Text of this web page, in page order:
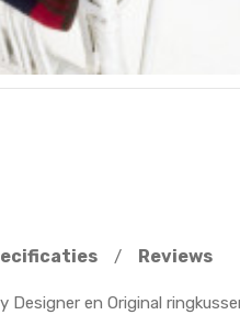
/ Reviews
Designer en Original